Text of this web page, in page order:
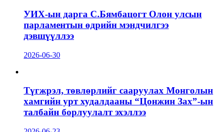
УИХ-ын дарга С.Бямбацогт Олон улсын
парламентын өдрийн мэндчилгээ
дэвшүүллээ
2026-06-30
Түгжрэл, төвлөрлийг сааруулах Монголын
хамгийн урт худалдааны “Цонжин Зах”-ын
талбайн борлуулалт эхэллээ